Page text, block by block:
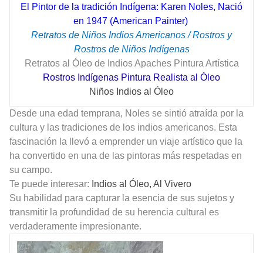
El Pintor de la tradición Indígena: Karen Noles, Nació
en 1947 (American Painter)
Retratos de Niños Indios Americanos / Rostros y
Rostros de Niños Indígenas
Retratos al Óleo de Indios Apaches Pintura Artística
Rostros Indígenas Pintura Realista al Óleo
Niños Indios al Óleo
Desde una edad temprana, Noles se sintió atraída por la
cultura y las tradiciones de los indios americanos. Esta
fascinación la llevó a emprender un viaje artístico que la
ha convertido en una de las pintoras más respetadas en
su campo.
Te puede interesar: Indios al Óleo, Al Vivero
Su habilidad para capturar la esencia de sus sujetos y
transmitir la profundidad de su herencia cultural es
verdaderamente impresionante.